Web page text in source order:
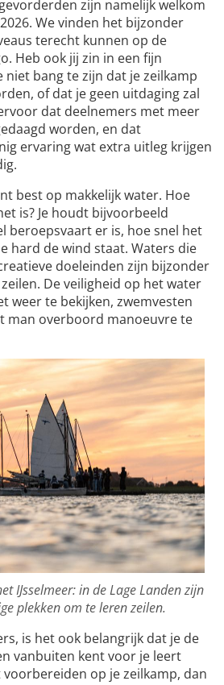
zijn namelijk welkom
We vinden het bijzonder
terecht kunnen op de
Heb ook jij zin in een fijn
niet bang te zijn dat je zeilkamp
of dat je geen uitdaging zal
dat deelnemers met meer
worden, en dat
ervaring wat extra uitleg krijgen
best op makkelijk water. Hoe
is? Je houdt bijvoorbeeld
beroepsvaart er is, hoe snel het
hard de wind staat. Waters die
doeleinden zijn bijzonder
De veiligheid op het water
weer te bekijken, zwemvesten
man overboord manoeuvre te
IJsselmeer: in de Lage Landen zijn
plekken om te leren zeilen.
is het ook belangrijk dat je de
vanbuiten kent voor je leert
voorbereiden op je zeilkamp, dan